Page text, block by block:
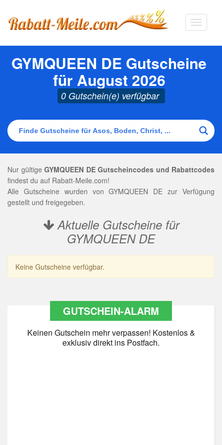
GYMQUEEN DE Gutscheine
für August 2026
0 Gutschein(e) verfügbar
Nur gültige GYMQUEEN DE Gutscheincodes und Rabattcodes
findest du auf Rabatt-Meile.com!
Alle Gutscheine wurden von GYMQUEEN DE zur Verfügung
gestellt und freigegeben.
Aktuelle Gutscheine für
GYMQUEEN DE
Keine Gutscheine verfügbar.
GUTSCHEIN-ALARM
Keinen Gutschein mehr verpassen! Kostenlos &
exklusiv direkt ins Postfach.